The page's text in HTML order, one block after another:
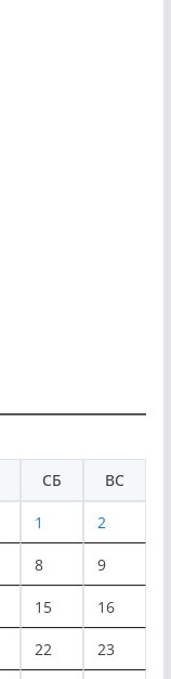
СБ ВС
1 2
8 9
15 16
22 23